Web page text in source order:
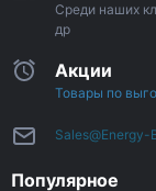
Среди наших
др
Акции
Товары по
Sales@Energy-
Популярное